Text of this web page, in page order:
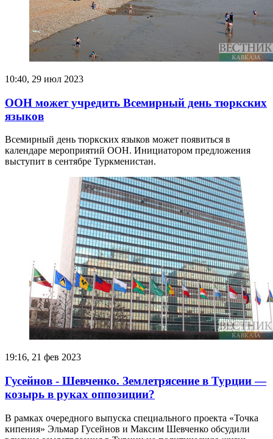
10:40, 29 июл 2023
ООН может учредить Всемирный день тюркских
языков
Всемирный день тюркских языков может появиться в
календаре мероприятий ООН. Инициатором предложения
выступит в сентябре Туркменистан.
19:16, 21 фев 2023
Гусейнов - Шевченко. Землетрясение в Турции —
козырь в руках оппозиции?
В рамках очередного выпуска специального проекта «Точка
кипения» Эльмар Гусейнов и Максим Шевченко обсудили